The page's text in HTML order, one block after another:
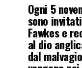
Ogni 5
sono
Fawkes e
al dio
dal